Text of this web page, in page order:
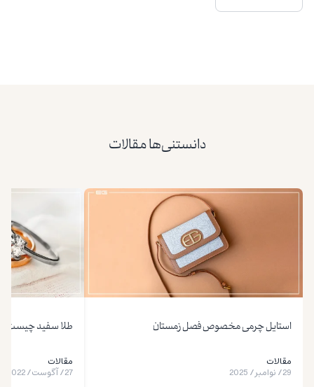
دانستنی‌ها مقالات
استایل چرمی مخصوص فصل زمستان
مقالات
29
/نوامبر/
2025
طلا سفید چیست + 4 تفاوت طلا سفید با
مقالات
27
/آگوست/
2022